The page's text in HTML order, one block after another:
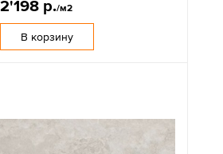
2'198 р./м2
В корзину